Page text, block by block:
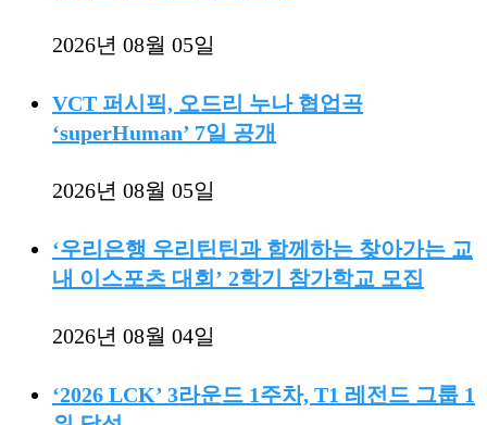
2026년 08월 05일
VCT 퍼시픽, 오드리 누나 협업곡
‘superHuman’ 7일 공개
2026년 08월 05일
‘우리은행 우리틴틴과 함께하는 찾아가는 교
내 이스포츠 대회’ 2학기 참가학교 모집
2026년 08월 04일
‘2026 LCK’ 3라운드 1주차, T1 레전드 그룹 1